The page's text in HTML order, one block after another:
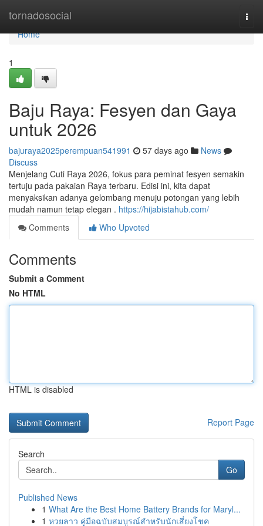
tornadosocial
Home
Home
1
Baju Raya: Fesyen dan Gaya
untuk 2026
bajuraya2025perempuan541991 57 days ago
News
Discuss
Menjelang Cuti Raya 2026, fokus para peminat fesyen semakin
tertuju pada pakaian Raya terbaru. Edisi ini, kita dapat
menyaksikan adanya gelombang menuju potongan yang lebih
mudah namun tetap elegan . https://hijabistahub.com/
Comments
Who Upvoted
Comments
Submit a Comment
No HTML
HTML is disabled
Report Page
Search
Go
Published News
1 What Are the Best Home Battery Brands for Maryl...
1 หวยลาว คู่มือฉบับสมบูรณ์สำหรับนักเสี่ยงโชค